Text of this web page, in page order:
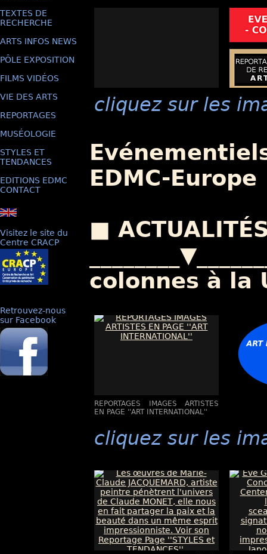
TEXTES DE
RECHERCHE
ARTS INFOS NEWS
PÔLE EXPOSITION
FILMS VIDÉOS
VIE DES ARTS
REPORTAGES
MUSÉOLOGIE
STYLES ET
TENDANCES
EDITIONS EDMC
CONTACT
Visitez le site du
Centre CRACP
Retrouvez-nous
sur Facebook
cliquez sur les
EDMC-Europe
■
colonnes à la
REPORTAGES IMAGES ARTISTES
EN PAGE ''ART INTERNATIONAL''
cliquez sur les